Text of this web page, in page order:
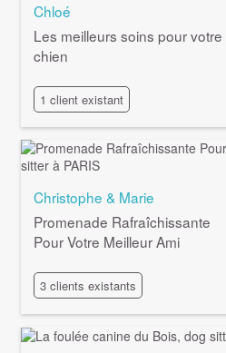
Chloé
Les meilleurs soins pour votre
chien
1 client existant
Christophe & Marie
Promenade Rafraîchissante
Pour Votre Meilleur Ami
3 clients existants